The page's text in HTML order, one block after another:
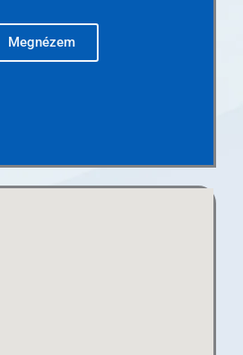
Megnézem